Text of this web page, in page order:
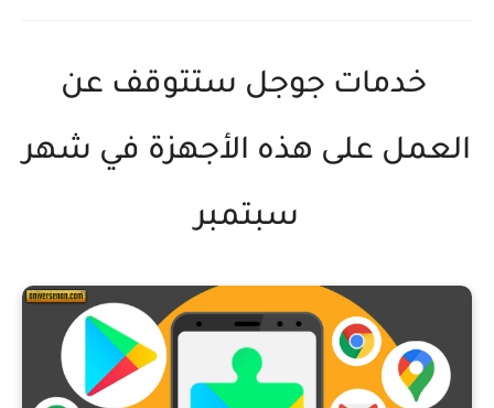
خدمات جوجل ستتوقف عن
العمل على هذه الأجهزة في شهر
سبتمبر